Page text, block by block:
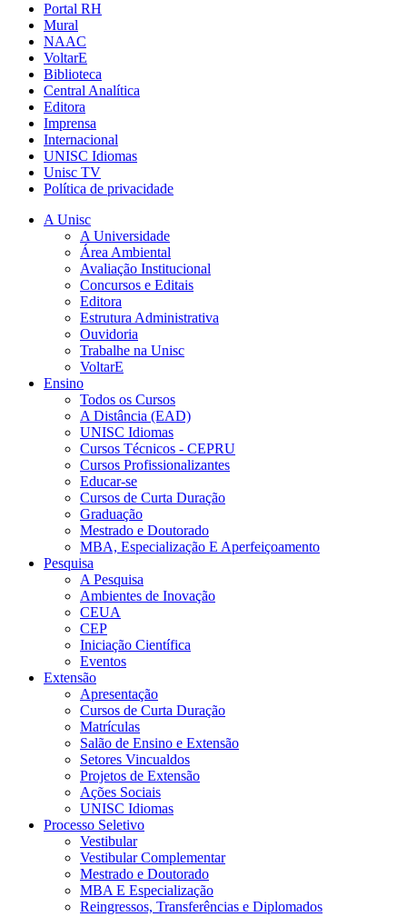
Portal RH
Mural
NAAC
VoltarE
Biblioteca
Central Analítica
Editora
Imprensa
Internacional
UNISC Idiomas
Unisc TV
Política de privacidade
A Unisc
A Universidade
Área Ambiental
Avaliação Institucional
Concursos e Editais
Editora
Estrutura Administrativa
Ouvidoria
Trabalhe na Unisc
VoltarE
Ensino
Todos os Cursos
A Distância (EAD)
UNISC Idiomas
Cursos Técnicos - CEPRU
Cursos Profissionalizantes
Educar-se
Cursos de Curta Duração
Graduação
Mestrado e Doutorado
MBA, Especialização E Aperfeiçoamento
Pesquisa
A Pesquisa
Ambientes de Inovação
CEUA
CEP
Iniciação Científica
Eventos
Extensão
Apresentação
Cursos de Curta Duração
Matrículas
Salão de Ensino e Extensão
Setores Vincualdos
Projetos de Extensão
Ações Sociais
UNISC Idiomas
Processo Seletivo
Vestibular
Vestibular Complementar
Mestrado e Doutorado
MBA E Especialização
Reingressos, Transferências e Diplomados